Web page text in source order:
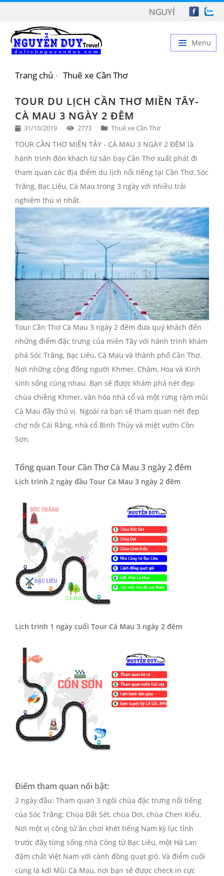
NGUYỄN DUY TRAVEL
Menu
BẢNG GIÁ
TIN TỨC
Trang chủ Thuê xe Cần Thơ
TOUR DU LỊCH CẦN THƠ MIỀN TÂY-
CÀ MAU 3 NGÀY 2 ĐÊM
31/10/2019 2773 Thuê xe Cần Thơ
TOUR CẦN THƠ MIỀN TÂY - CÀ MAU 3 NGÀY 2 ĐÊM là
hành trình đón khách từ sân bay Cần Thơ xuất phát đi
tham quan các địa điểm du lịch nổi tiếng tại Cần Thơ, Sóc
Trăng, Bạc Liêu, Cà Mau trong 3 ngày với nhiều trải
nghiệm thú vị nhất.
Tour Cần Thơ Cà Mau 3 ngày 2 đêm đưa quý khách đến
những điểm đặc trưng của miền Tây với hành trình khám
phá Sóc Trăng, Bạc Liêu, Cà Mau và thành phố Cần Thơ.
Nơi những cộng đồng người Khmer, Chăm, Hoa và Kinh
sinh sống cùng nhau. Bạn sẽ được khám phá nét đẹp
chùa chiềng Khmer, văn hóa nhà cổ và một rừng rậm mũi
Cà Mau đầy thú vị. Ngoài ra bạn sẽ tham quan nét đẹp
chợ nổi Cái Răng, nhà cổ Bình Thủy và miệt vườn Cồn
Sơn.
Tổng quan Tour Cần Thơ Cà Mau 3 ngày 2 đêm
Lịch trình 2 ngày đầu Tour Cà Mau 3 ngày 2 đêm
Lịch trình 1 ngày cuối Tour Cà Mau 3 ngày 2 đêm
Điểm tham quan nổi bật:
2 ngày đầu: Tham quan 3 ngôi chùa đặc trưng nổi tiếng
của Sóc Trăng: Chùa Đất Sét, chùa Dơi, chùa Chen Kiểu.
Nơi một vị công tử ăn chơi khét tiếng Nam kỳ lục tỉnh
trước đây từng sống nhà Công tử Bạc Liêu, một Hà Lan
đậm chất Việt Nam với cánh đồng quạt gió. Và điểm cuối
cùng là kdl Mũi Cà Mau, nơi bạn sẽ được check in cực